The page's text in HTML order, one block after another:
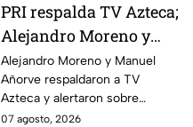
PRI respalda TV Azteca;
Alejandro Moreno y
Manuel Añorve
denuncian riesgos para
la libertad de expresión
Alejandro Moreno y Manuel
Añorve respaldaron a TV
Azteca y alertaron sobre
riesgos para la libertad de
07 agosto, 2026